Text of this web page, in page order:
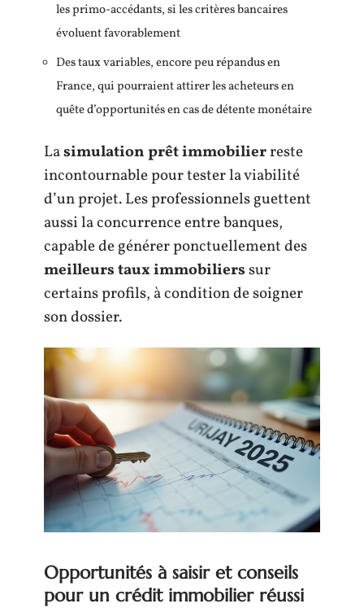
les primo-accédants, si les critères bancaires
évoluent favorablement
Des taux variables, encore peu répandus en
France, qui pourraient attirer les acheteurs en
quête d’opportunités en cas de détente monétaire
Lasimulation prêt immobilierreste
incontournable pour tester la viabilité
d’un projet. Les professionnels guettent
aussi la concurrence entre banques,
capable de générer ponctuellement des
meilleurs taux immobilierssur
certains profils, à condition de soigner
son dossier.
Opportunités à saisir et conseils
pour un crédit immobilier réussi